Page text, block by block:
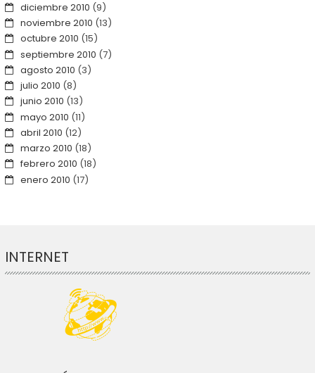
diciembre 2010 (9)
noviembre 2010 (13)
octubre 2010 (15)
septiembre 2010 (7)
agosto 2010 (3)
julio 2010 (8)
junio 2010 (13)
mayo 2010 (11)
abril 2010 (12)
marzo 2010 (18)
febrero 2010 (18)
enero 2010 (17)
INTERNET